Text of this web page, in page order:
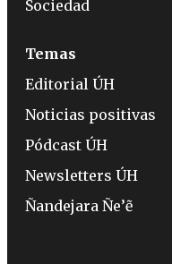
Sociedad
Temas
Editorial ÚH
Noticias positivas
Pódcast ÚH
Newsletters ÚH
Ñandejara Ñe’ẽ